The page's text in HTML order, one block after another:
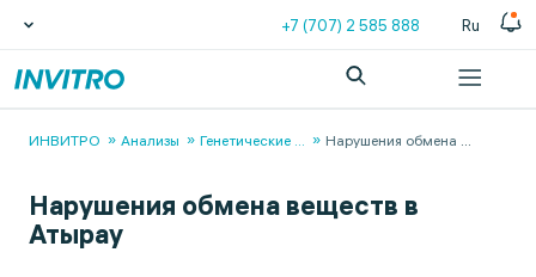
+7 (707) 2 585 888 Ru
ИНВИТРО Анализы Генетические ... Нарушения обмена ...
Нарушения обмена веществ в
Атырау